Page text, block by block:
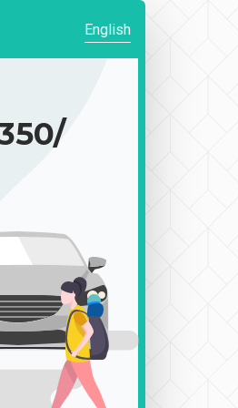
English